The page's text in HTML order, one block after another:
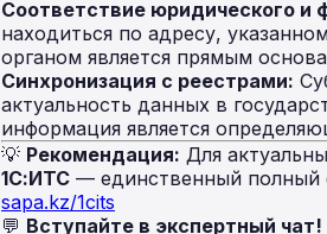
Соответствие юридического и
находиться по адресу,
органом является прямым
Синхронизация с реестрами:
актуальность данных в
информация является
💡 Рекомендация: Для
1С:ИТС — единственный полный
sapa.kz/1cits
💬 Вступайте в экспертный чат!